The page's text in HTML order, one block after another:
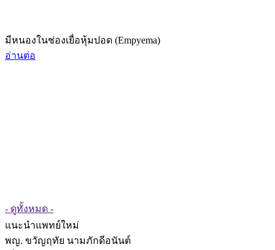
มีหนองในช่องเยื่อหุ้มปอด (Empyema)
อ่านต่อ
- ดูทั้งหมด -
แนะนำแพทย์ใหม่
พญ. ขวัญฤทัย นามภักดีอนันต์